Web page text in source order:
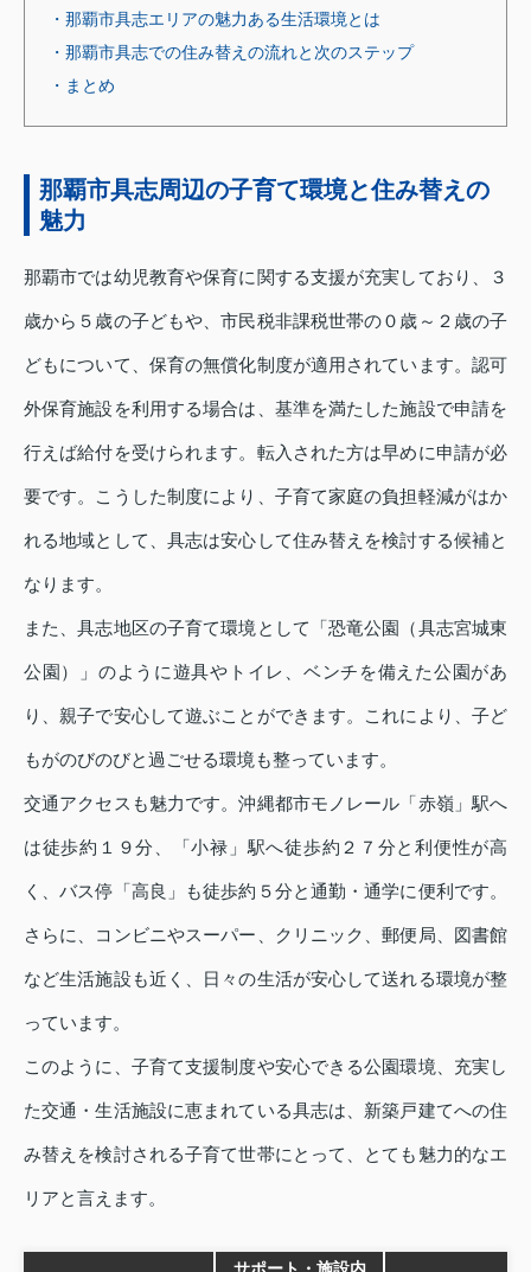
・那覇市具志エリアの魅力ある生活環境とは
・那覇市具志での住み替えの流れと次のステップ
・まとめ
那覇市具志周辺の子育て環境と住み替えの
魅力
那覇市では幼児教育や保育に関する支援が充実しており、３
歳から５歳の子どもや、市民税非課税世帯の０歳～２歳の子
どもについて、保育の無償化制度が適用されています。認可
外保育施設を利用する場合は、基準を満たした施設で申請を
行えば給付を受けられます。転入された方は早めに申請が必
要です。こうした制度により、子育て家庭の負担軽減がはか
れる地域として、具志は安心して住み替えを検討する候補と
なります。
また、具志地区の子育て環境として「恐竜公園（具志宮城東
公園）」のように遊具やトイレ、ベンチを備えた公園があ
り、親子で安心して遊ぶことができます。これにより、子ど
もがのびのびと過ごせる環境も整っています。
交通アクセスも魅力です。沖縄都市モノレール「赤嶺」駅へ
は徒歩約１９分、「小禄」駅へ徒歩約２７分と利便性が高
く、バス停「高良」も徒歩約５分と通勤・通学に便利です。
さらに、コンビニやスーパー、クリニック、郵便局、図書館
など生活施設も近く、日々の生活が安心して送れる環境が整
っています。
このように、子育て支援制度や安心できる公園環境、充実し
た交通・生活施設に恵まれている具志は、新築戸建てへの住
み替えを検討される子育て世帯にとって、とても魅力的なエ
リアと言えます。
サポート・施設内